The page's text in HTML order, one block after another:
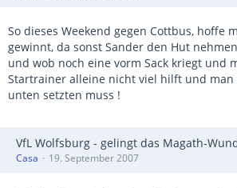
So dieses Weekend gegen Cottbus, hoffe
gewinnt, da sonst Sander den Hut
und wob noch eine vorm Sack kriegt und
Startrainer alleine nicht viel hilft und man
unten setzten muss !
VfL Wolfsburg - gelingt das Magath-
Casa 19. September 2007